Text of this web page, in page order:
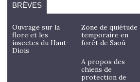
BRÈVES
Ouvrage sur la
flore et les
insectes du Haut-
Diois
Zone de quiétude
temporaire en
forêt de Saoû
A propos des
chiens de
protection de